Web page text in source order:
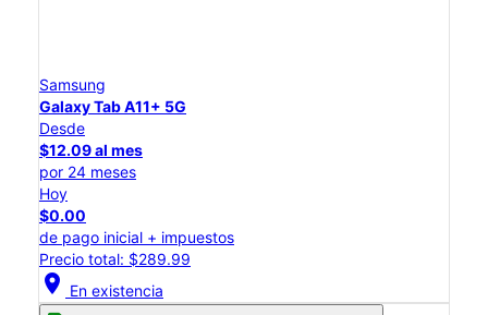
Samsung
Galaxy Tab A11+ 5G
Desde
$12.09 al mes
por 24 meses
Hoy
$0.00
de pago inicial + impuestos
Precio total: $289.99
location_on En existencia